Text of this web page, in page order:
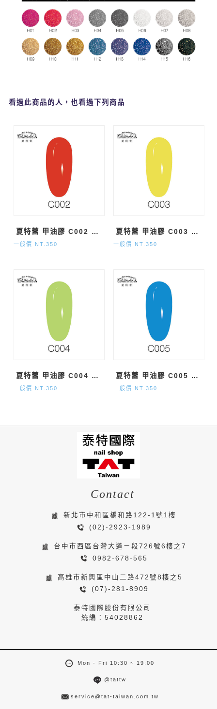
看過此商品的人，也看過下列商品
夏特蕾 甲油膠 C002 純色系 (15ml)
一般價 NT.350
夏特蕾 甲油膠 C003 純色系 (15ml)
一般價 NT.350
夏特蕾 甲油膠 C004 純色系 (15ml)
一般價 NT.350
夏特蕾 甲油膠 C005 純色系 (15ml)
一般價 NT.350
Contact
新北市中和區橋和路122-1號1樓
(02)-2923-1989
台中市西區台灣大道ㄧ段726號6樓之7
0982-678-565
高雄市新興區中山二路472號8樓之5
(07)-281-8909
泰特國際股份有限公司
統編：54028862
Mon - Fri 10:30 ~ 19:00
@tattw
service@tat-taiwan.com.tw